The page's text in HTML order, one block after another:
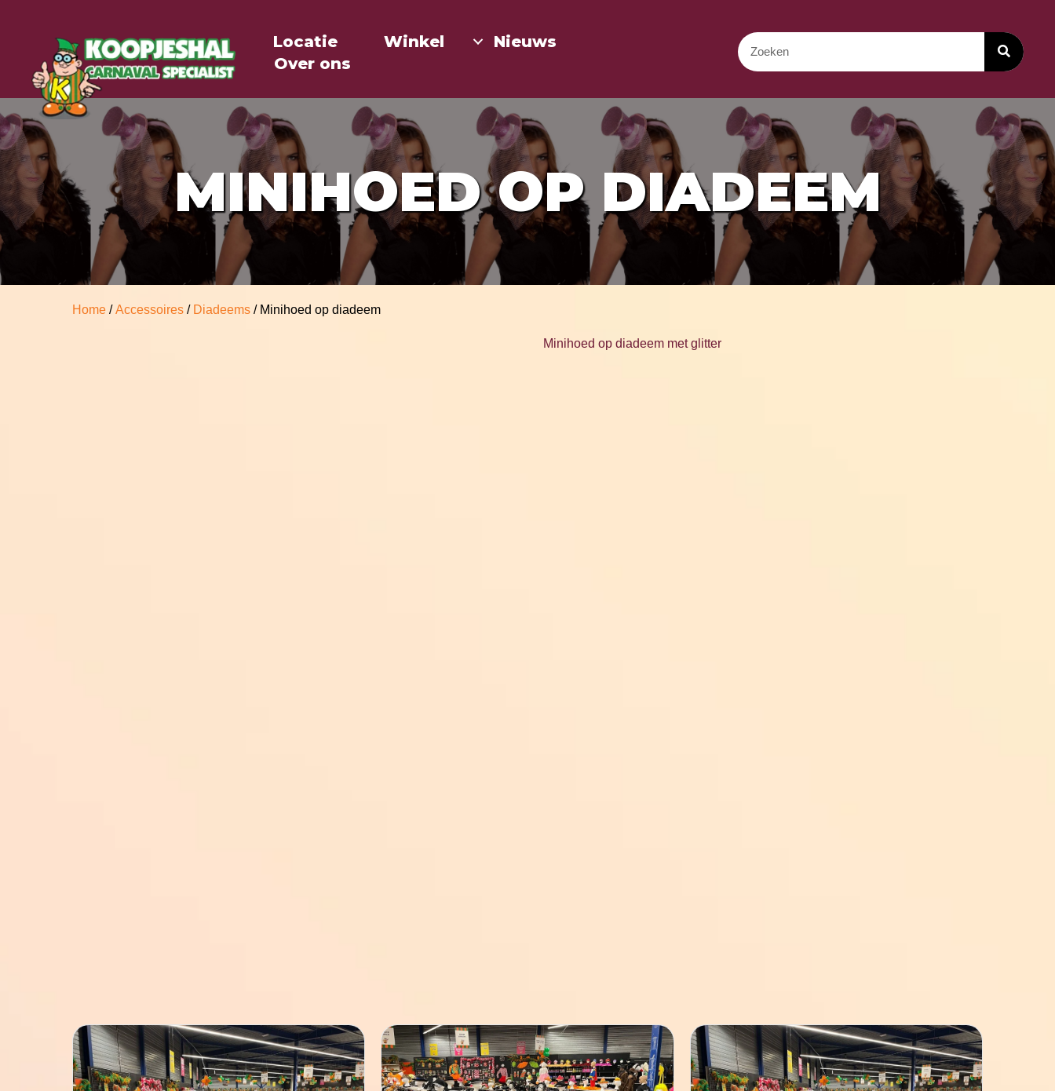
Locatie Winkel
Nieuws
Over ons
MINIHOED OP DIADEEM
Home /Accessoires / Diadeems / Minihoed op diadeem
Minihoed op diadeem met glitter